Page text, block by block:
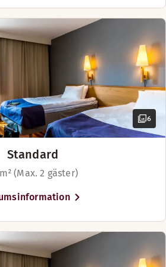
6
Standard
(Max. 2 gäster)